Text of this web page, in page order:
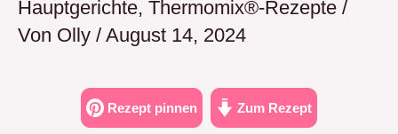
Hauptgerichte, Thermomix®-Rezepte /
Von Olly / August 14, 2024
Rezept pinnen Zum Rezept